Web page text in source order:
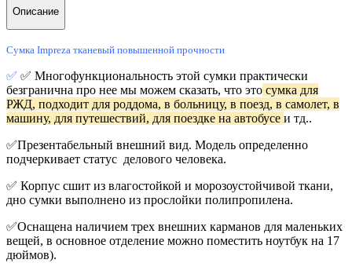
Описание
Сумка Impreza тканевый повышенной прочности
✅ ✅ Многофункциональность этой сумки практически
безгранична про нее мы можем сказать, что это сумка для
РЖД, подходит для роддома, в больницу, в поезд, в самолет, в
машину, для путешествий, для поездке на автобусе и тд..
✅Презентабельный внешний вид. Модель определенно
подчеркивает статус делового человека.
✅ Корпус сшит из влагостойкой и морозоустойчивой ткани,
дно сумки выполнено из прослойки полипропилена.
✅Оснащена наличием трех внешних карманов для маленьких
вещей, в основное отделение можно поместить ноутбук на 17
дюймов).